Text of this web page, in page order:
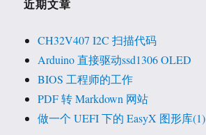
近期文章
CH32V407 I2C 扫描代码
Arduino 直接驱动ssd1306 OLED
BIOS 工程师的工作
PDF 转 Markdown 网站
做一个 UEFI 下的 EasyX 图形库(1)